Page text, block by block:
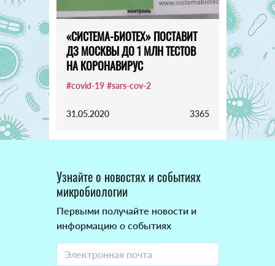
«СИСТЕМА-БИОТЕХ» ПОСТАВИТ
ДЗ МОСКВЫ ДО 1 МЛН ТЕСТОВ
НА КОРОНАВИРУС
#covid-19 #sars-cov-2
31.05.2020 3365
Узнайте о новостях и событиях
микробиологии
Первыми получайте новости и
информацию о событиях